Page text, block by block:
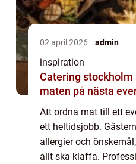
02 april 2026 admin
inspiration
Catering stockholm så lyckas du med
maten på nästa
Att ordna mat till ett
ett heltidsjobb.
allergier och
allt ska klaffa.